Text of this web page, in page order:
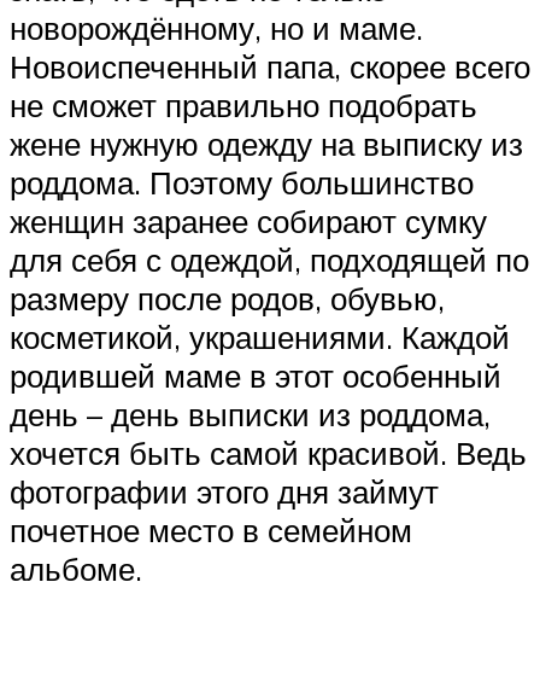
новорождённому, но и маме.
Новоиспеченный папа, скорее всего
не сможет правильно подобрать
жене нужную одежду на выписку из
роддома. Поэтому большинство
женщин заранее собирают сумку
для себя с одеждой, подходящей по
размеру после родов, обувью,
косметикой, украшениями. Каждой
родившей маме в этот особенный
день – день выписки из роддома,
хочется быть самой красивой. Ведь
фотографии этого дня займут
почетное место в семейном
альбоме.